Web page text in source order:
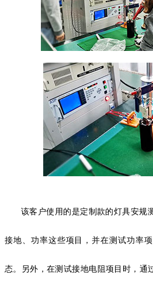
该客户使用的是定制款的灯具安规
接地、功率这些项目，并在测试功率
态。另外，在测试接地电阻项目时，通